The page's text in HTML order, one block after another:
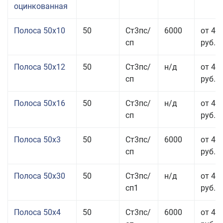
оцинкованная
Полоса 50x10 50
Ст3пс/
сп
6000
от 46
руб.
Полоса 50x12 50
Ст3пс/
сп
н/д
от 44
руб.
Полоса 50x16 50
Ст3пс/
сп
н/д
от 49
руб.
Полоса 50x3 50
Ст3пс/
сп
6000
от 45
руб.
Полоса 50x30 50
Ст3пс/
сп1
н/д
от 44
руб.
Полоса 50x4 50
Ст3пс/
6000
от 45